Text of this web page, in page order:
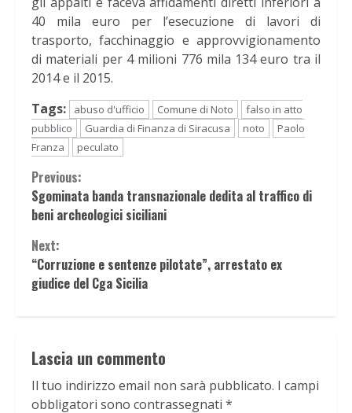
40 mila euro per l’esecuzione di lavori di
trasporto, facchinaggio e approvvigionamento
di materiali per 4 milioni 776 mila 134 euro tra il
2014 e il 2015.
Tags:
abuso d'ufficio Comune di Noto
falso in atto
pubblico
Guardia di Finanza di Siracusa noto
Paolo
Franza
peculato
Continue
Reading
Previous:
Sgominata banda transnazionale dedita al traffico di
beni archeologici siciliani
Next:
“Corruzione e sentenze pilotate”, arrestato ex
giudice del Cga Sicilia
Lascia un commento
Il tuo indirizzo email non sarà pubblicato. I campi
obbligatori sono contrassegnati *